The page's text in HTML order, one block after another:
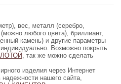
вес, металл (серебро,
любого цвета), бриллиант,
камень) и другие параметры
Возможно покрыть
, так же можно сделать
изделия через Интернет
нашего сайта,
диаметр), вес, металл (серебро,
(можно любого цвета), бриллиант,
камень) и другие параметры
Возможно покрыть
изделия
РОДИЕМ
или
изделия через Интернет
в надежности нашего сайта,